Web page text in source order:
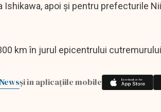
apoi și pentru prefecturile
km în jurul epicentrului
și în aplicațiile mobile